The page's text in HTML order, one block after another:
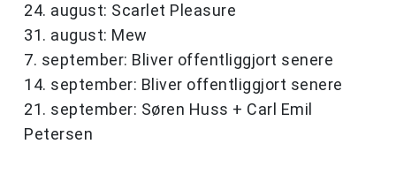
24. august: Scarlet Pleasure
31. august: Mew
7. september: Bliver offentliggjort senere
14. september: Bliver offentliggjort senere
21. september: Søren Huss + Carl Emil
Petersen